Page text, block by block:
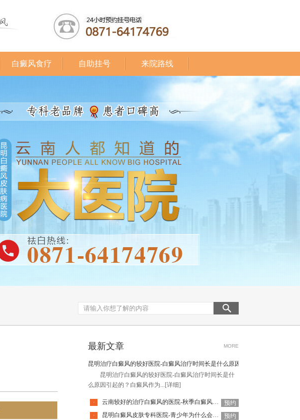
白癜风食疗 自助挂号 来院路线
最新文章 MORE
昆明治疗白癜风的较好医院-白癜风治疗时间长是什么原因引起的
昆明治疗白癜风的较好医院-白癜风治疗时间长是什
么原因引起的？白癜风作为... [详细]
· 云南较好的治疗白癜风的医院-秋季白癜风该怎么护理
预约
·
昆明白癜风皮肤专科医院-青少年为什么会得白癜风呢
预约